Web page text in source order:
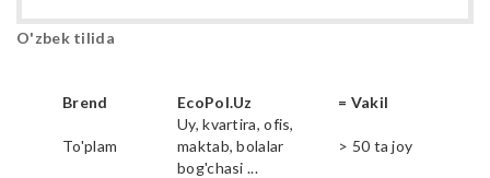
O'zbek tilida
Brend EcoPol.Uz = Vakil
To'plam
Uy, kvartira, ofis,
maktab, bolalar
bog'chasi ...
> 50 ta joy